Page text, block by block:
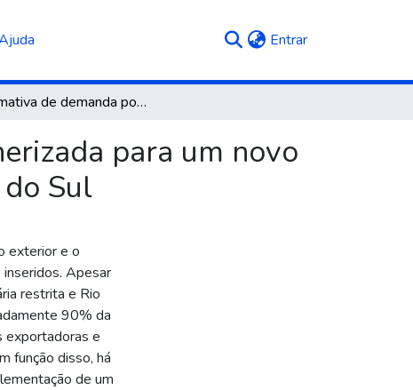
Entrar(current)
Estimativa de demanda potencial de carga conteinerizada para um novo Tup a ser instalado no litoral norte do Rio Grande do Sul
para um novo
Sul
exterior e o
Apesar
restrita e Rio
90% da
exportadoras e
função disso, há
de um